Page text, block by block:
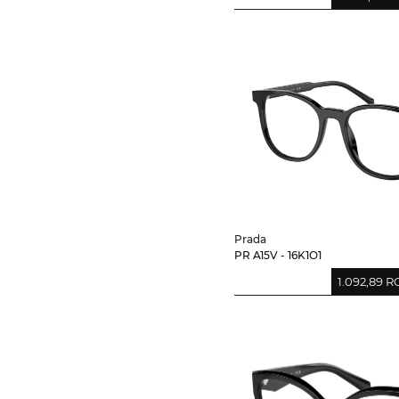
Prada
PR A15V - 16K1O1
1.092,89